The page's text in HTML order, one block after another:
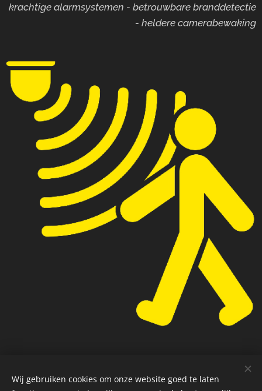
krachtige alarmsystemen - betrouwbare branddetectie
- heldere camerabewaking
Wij gebruiken cookies om onze website goed te laten